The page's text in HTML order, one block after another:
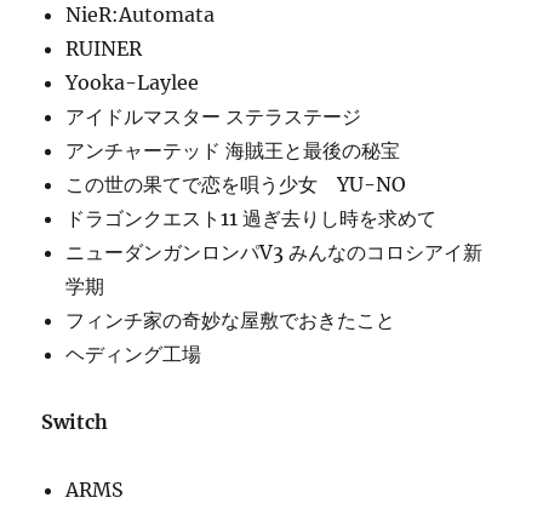
NieR:Automata
RUINER
Yooka-Laylee
アイドルマスター ステラステージ
アンチャーテッド 海賊王と最後の秘宝
この世の果てで恋を唄う少女 YU-NO
ドラゴンクエスト11 過ぎ去りし時を求めて
ニューダンガンロンパV3 みんなのコロシアイ新
学期
フィンチ家の奇妙な屋敷でおきたこと
ヘディング工場
Switch
ARMS